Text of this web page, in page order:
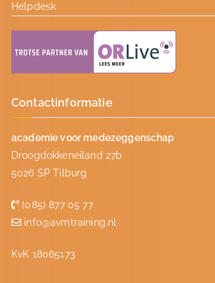
Helpdesk
Contactinformatie
academie voor medezeggenschap
Droogdokkeneiland 27b
5026 SP Tilburg
(085) 877 05 77
info@avmtraining.nl
KvK 18065173